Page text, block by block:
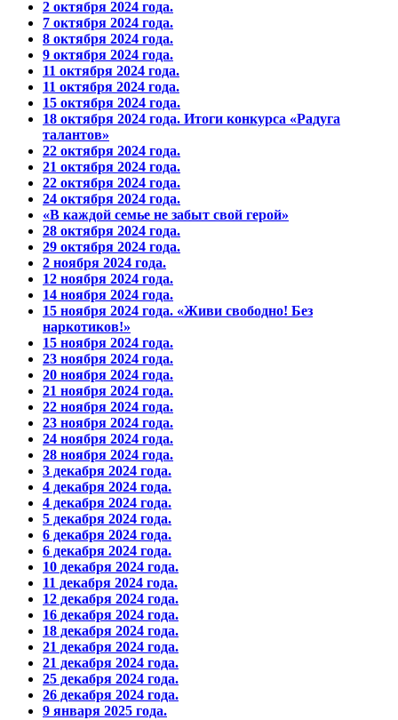
2 октября 2024 года.
7 октября 2024 года.
8 октября 2024 года.
9 октября 2024 года.
11 октября 2024 года.
11 октября 2024 года.
15 октября 2024 года.
18 октября 2024 года. Итоги конкурса «Радуга
талантов»
22 октября 2024 года.
21 октября 2024 года.
22 октября 2024 года.
24 октября 2024 года.
«В каждой семье не забыт свой герой»
28 октября 2024 года.
29 октября 2024 года.
2 ноября 2024 года.
12 ноября 2024 года.
14 ноября 2024 года.
15 ноября 2024 года. «Живи свободно! Без
наркотиков!»
15 ноября 2024 года.
23 ноября 2024 года.
20 ноября 2024 года.
21 ноября 2024 года.
22 ноября 2024 года.
23 ноября 2024 года.
24 ноября 2024 года.
28 ноября 2024 года.
3 декабря 2024 года.
4 декабря 2024 года.
4 декабря 2024 года.
5 декабря 2024 года.
6 декабря 2024 года.
6 декабря 2024 года.
10 декабря 2024 года.
11 декабря 2024 года.
12 декабря 2024 года.
16 декабря 2024 года.
18 декабря 2024 года.
21 декабря 2024 года.
21 декабря 2024 года.
25 декабря 2024 года.
26 декабря 2024 года.
9 января 2025 года.